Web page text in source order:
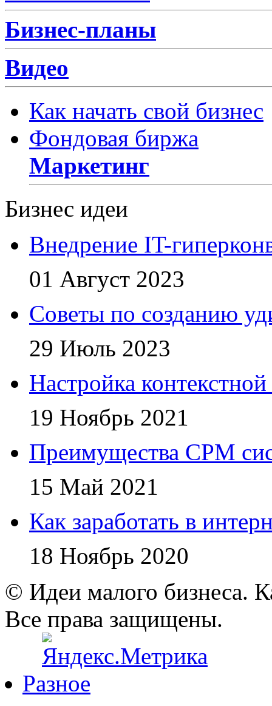
Бизнес-планы
Видео
Как начать свой бизнес
Фондовая биржа
Маркетинг
Бизнес идеи
Внедрение IT-
01 Август 2023
Советы по созданию
29 Июль 2023
Настройка
19 Ноябрь 2021
Преимущества СРМ
15 Май 2021
Как заработать в
18 Ноябрь 2020
© Идеи малого бизнеса.
Все права защищены.
Разное